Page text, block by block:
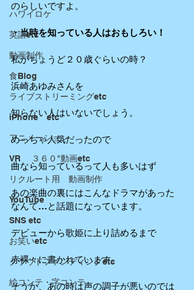
ハワイロケ
英語etc
動画制作
食Blog
ライブストリーミングetc
iPhone etc
アニメーション
VR ３６０°動画etc
リクルート用 動画制作
YouTube
SNS etc
お笑いetc
クラウドファンディングetc
絵コンテ・字コンテ
のらしいですよ。
・当時を知っている人はおもしろい！
私がちょうど２０歳ぐらいの時？
浜崎あゆみさんを
知らない人はいないでしょう。
めっちゃ人気だったので
曲なら知っているって人も多いはず
あの楽曲の裏にはこんなドラマがあった
なんて…と話題になっています。
デビューから歌姫に上り詰めるまで
赤裸々に書かれています。
そうか、あの時は声の調子が悪いのでは